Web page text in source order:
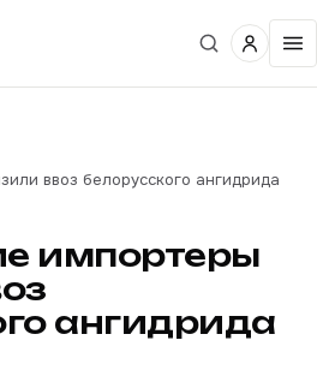
ввоз белорусского ангидрида
импортеры
ангидрида